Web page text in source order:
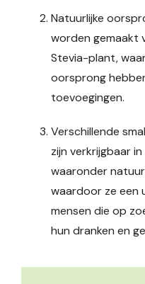
Natuurlijke
worden gemaakt
Stevia-plant,
oorsprong
toevoegingen.
Verschillende
zijn verkrijgbaar
waaronder
waardoor ze een
mensen die op
hun dranken en